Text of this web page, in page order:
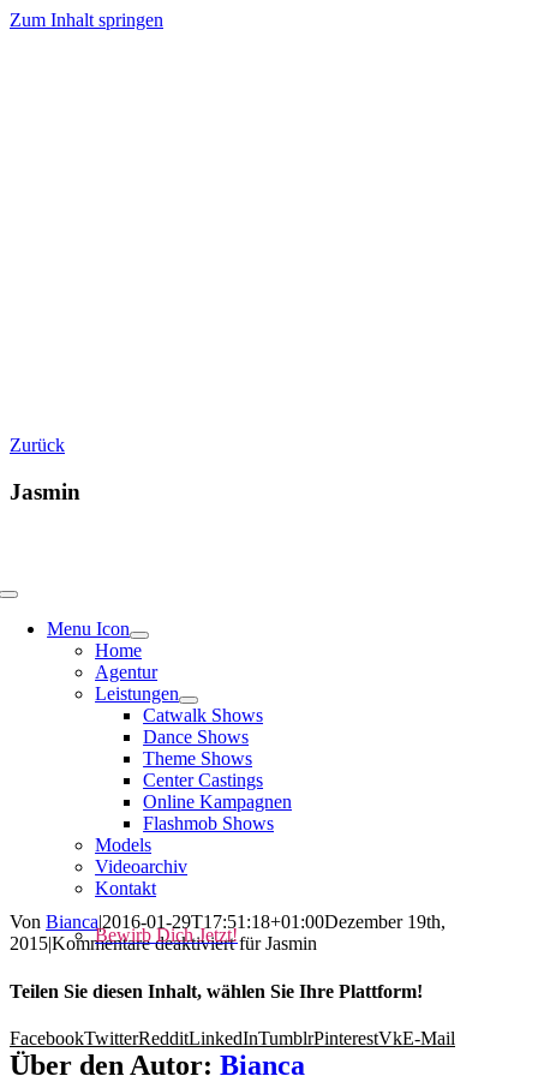
Zum Inhalt springen
Menu Icon
Home
Agentur
Leistungen
Catwalk Shows
Dance Shows
Theme Shows
Center Castings
Online Kampagnen
Flashmob Shows
Models
Videoarchiv
Kontakt
Bewirb Dich Jetzt!
Zurück
Jasmin
Von Bianca|2016-01-29T17:51:18+01:00Dezember 19th,
2015|Kommentare deaktiviertfür Jasmin
Teilen Sie diesen Inhalt, wählen Sie Ihre Plattform!
FacebookTwitterRedditLinkedInTumblrPinterestVkE-Mail
Über den Autor: Bianca